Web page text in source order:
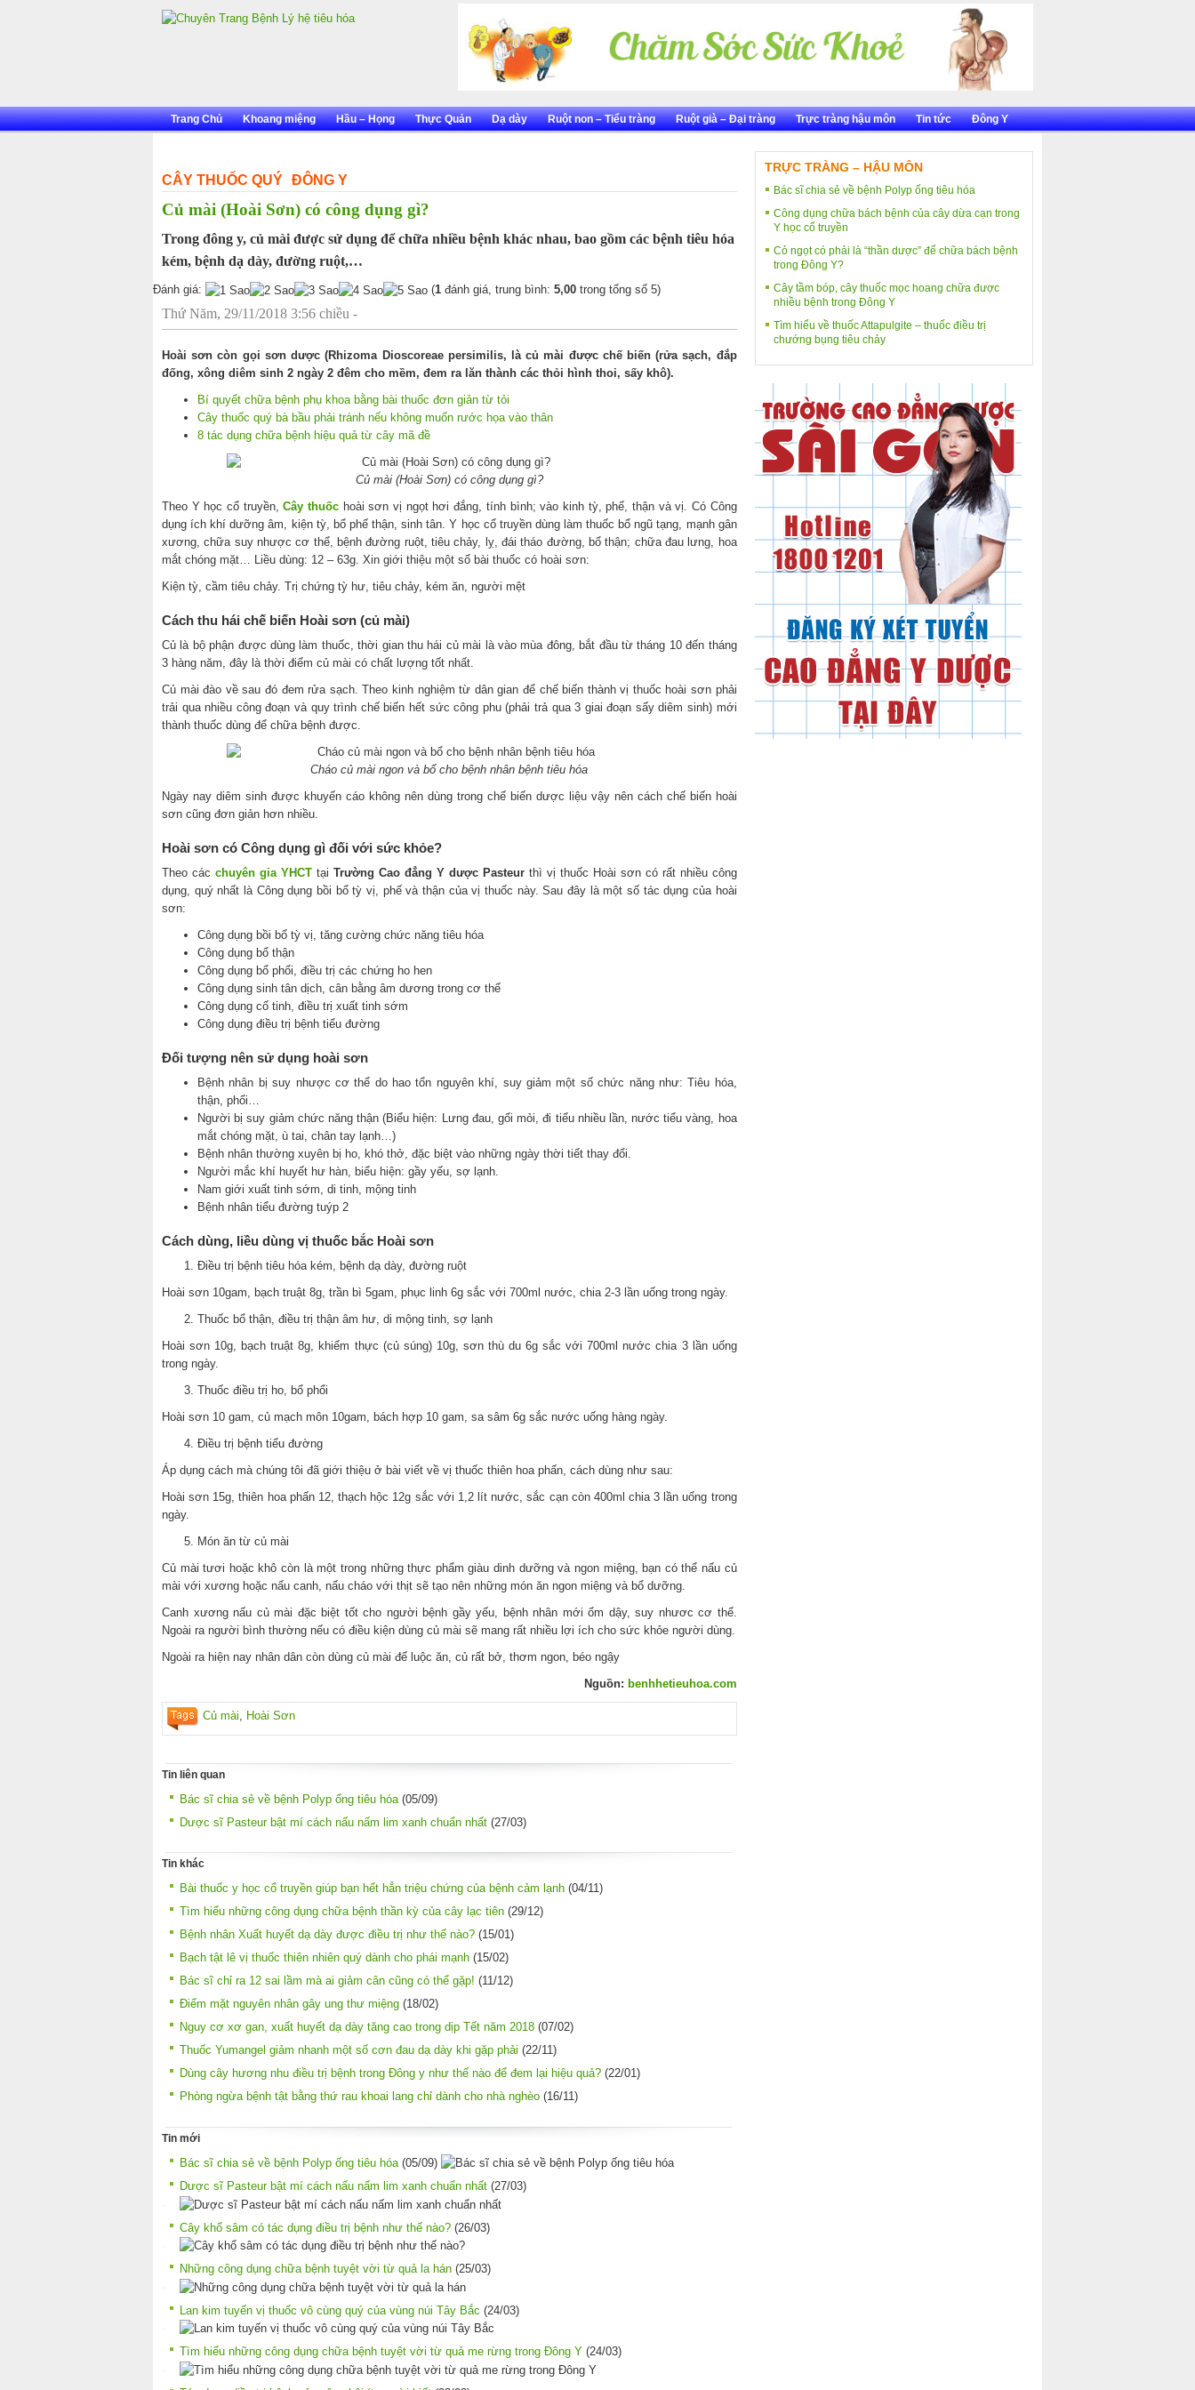
Trang Chủ Khoang miệng Hầu – Họng Thực Quản Dạ dày Ruột non – Tiểu tràng Ruột già – Đại tràng Trực tràng hậu môn Tin tức Đông Y
CÂY THUỐC QUÝ ĐÔNG Y
Củ mài (Hoài Sơn) có công dụng gì?
Trong đông y, củ mài được sử dụng để chữa nhiều bệnh khác nhau, bao gồm các bệnh tiêu hóa
kém, bệnh dạ dày, đường ruột,…
Đánh giá: (1 đánh giá, trung bình: 5,00 trong tổng số 5)
Thứ Năm, 29/11/2018 3:56 chiều -
Hoài sơn còn gọi sơn dược (Rhizoma Dioscoreae persimilis, là củ mài được chế biến (rửa sạch, đắp
đống, xông diêm sinh 2 ngày 2 đêm cho mềm, đem ra lăn thành các thỏi hình thoi, sấy khô).
Bí quyết chữa bệnh phụ khoa bằng bài thuốc đơn giản từ tỏi
Cây thuốc quý bà bầu phải tránh nếu không muốn rước họa vào thân
8 tác dụng chữa bệnh hiệu quả từ cây mã đề
Củ mài (Hoài Sơn) có công dụng gì?
Theo Y học cổ truyền,Cây thuốc hoài sơn vị ngọt hơi đắng, tính bình; vào kinh tỳ, phế, thận và vị. Có Công
dụng ích khí dưỡng âm, kiện tỳ, bổ phế thận, sinh tân. Y học cổ truyền dùng làm thuốc bổ ngũ tạng, mạnh gân
xương, chữa suy nhược cơ thể, bệnh đường ruột, tiêu chảy, lỵ, đái tháo đường, bổ thận; chữa đau lưng, hoa
mắt chóng mặt… Liều dùng: 12 – 63g. Xin giới thiệu một số bài thuốc có hoài sơn:
Kiện tỳ, cầm tiêu chảy. Trị chứng tỳ hư, tiêu chảy, kém ăn, người mệt
Cách thu hái chế biến Hoài sơn (củ mài)
Củ là bộ phận được dùng làm thuốc, thời gian thu hái củ mài là vào mùa đông, bắt đầu từ tháng 10 đến tháng
3 hàng năm, đây là thời điểm củ mài có chất lượng tốt nhất.
Củ mài đào về sau đó đem rửa sạch. Theo kinh nghiệm từ dân gian để chế biến thành vị thuốc hoài sơn phải
trải qua nhiều công đoạn và quy trình chế biến hết sức công phu (phải trả qua 3 giai đoạn sấy diêm sinh) mới
thành thuốc dùng để chữa bệnh được.
Cháo củ mài ngon và bổ cho bệnh nhân bệnh tiêu hóa
Ngày nay diêm sinh được khuyến cáo không nên dùng trong chế biến dược liệu vậy nên cách chế biến hoài
sơn cũng đơn giản hơn nhiều.
Hoài sơn có Công dụng gì đối với sức khỏe?
Theo các chuyên gia YHCTtại Trường Cao đẳng Y dược Pasteurthì vị thuốc Hoài sơn có rất nhiều công
dụng, quý nhất là Công dụng bồi bổ tỳ vị, phế và thận của vị thuốc này. Sau đây là một số tác dụng của hoài
sơn:
Công dụng bồi bổ tỳ vị, tăng cường chức năng tiêu hóa
Công dụng bổ thận
Công dụng bổ phổi, điều trị các chứng ho hen
Công dụng sinh tân dịch, cân bằng âm dương trong cơ thể
Công dụng cố tinh, điều trị xuất tinh sớm
Công dụng điều trị bệnh tiểu đường
Đối tượng nên sử dụng hoài sơn
Bệnh nhân bị suy nhược cơ thể do hao tổn nguyên khí, suy giảm một số chức năng như: Tiêu hóa,
thận, phổi…
Người bị suy giảm chức năng thận (Biểu hiện: Lưng đau, gối mỏi, đi tiểu nhiều lần, nước tiểu vàng, hoa
mắt chóng mặt, ù tai, chân tay lạnh…)
Bệnh nhân thường xuyên bị ho, khó thở, đặc biệt vào những ngày thời tiết thay đổi.
Người mắc khí huyết hư hàn, biểu hiện: gầy yếu, sợ lạnh.
Nam giới xuất tinh sớm, di tinh, mộng tinh
Bệnh nhân tiểu đường tuýp 2
Cách dùng, liều dùng vị thuốc bắc Hoài sơn
Điều trị bệnh tiêu hóa kém, bệnh dạ dày, đường ruột
Hoài sơn 10gam, bạch truật 8g, trần bì 5gam, phục linh 6g sắc với 700ml nước, chia 2-3 lần uống trong ngày.
Thuốc bổ thận, điều trị thận âm hư, di mộng tinh, sợ lạnh
Hoài sơn 10g, bạch truật 8g, khiếm thực (củ súng) 10g, sơn thù du 6g sắc với 700ml nước chia 3 lần uống
trong ngày.
Thuốc điều trị ho, bổ phổi
Hoài sơn 10 gam, củ mạch môn 10gam, bách hợp 10 gam, sa sâm 6g sắc nước uống hàng ngày.
Điều trị bệnh tiểu đường
Áp dụng cách mà chúng tôi đã giới thiệu ở bài viết về vị thuốc thiên hoa phấn, cách dùng như sau:
Hoài sơn 15g, thiên hoa phấn 12, thạch hộc 12g sắc với 1,2 lít nước, sắc cạn còn 400ml chia 3 lần uống trong
ngày.
Món ăn từ củ mài
Củ mài tươi hoặc khô còn là một trong những thực phẩm giàu dinh dưỡng và ngon miệng, bạn có thể nấu củ
mài với xương hoặc nấu canh, nấu cháo với thịt sẽ tạo nên những món ăn ngon miệng và bổ dưỡng.
Canh xương nấu củ mài đặc biệt tốt cho người bệnh gầy yếu, bệnh nhân mới ốm dậy, suy nhươc cơ thể.
Ngoài ra người bình thường nếu có điều kiện dùng củ mài sẽ mang rất nhiều lợi ích cho sức khỏe người dùng.
Ngoài ra hiện nay nhân dân còn dùng củ mài để luộc ăn, củ rất bở, thơm ngon, béo ngậy
Nguồn: benhhetieuhoa.com
Củ mài, Hoài Sơn
Tin liên quan
Bác sĩ chia sẻ về bệnh Polyp ống tiêu hóa (05/09)
Dược sĩ Pasteur bật mí cách nấu nấm lim xanh chuẩn nhất (27/03)
Tin khác
Bài thuốc y học cổ truyền giúp bạn hết hẳn triệu chứng của bệnh cảm lạnh (04/11)
Tìm hiểu những công dụng chữa bệnh thần kỳ của cây lạc tiên (29/12)
Bệnh nhân Xuất huyết dạ dày được điều trị như thế nào? (15/01)
Bạch tật lê vị thuốc thiên nhiên quý dành cho phái mạnh (15/02)
Bác sĩ chỉ ra 12 sai lầm mà ai giảm cân cũng có thể gặp! (11/12)
Điểm mặt nguyên nhân gây ung thư miệng (18/02)
Nguy cơ xơ gan, xuất huyết dạ dày tăng cao trong dịp Tết năm 2018 (07/02)
Thuốc Yumangel giảm nhanh một số cơn đau dạ dày khi gặp phải (22/11)
Dùng cây hương nhu điều trị bệnh trong Đông y như thế nào để đem lại hiệu quả? (22/01)
Phòng ngừa bệnh tật bằng thứ rau khoai lang chỉ dành cho nhà nghèo (16/11)
Tin mới
Bác sĩ chia sẻ về bệnh Polyp ống tiêu hóa (05/09)
Dược sĩ Pasteur bật mí cách nấu nấm lim xanh chuẩn nhất (27/03)
Cây khổ sâm có tác dụng điều trị bệnh như thế nào? (26/03)
Những công dụng chữa bệnh tuyệt vời từ quả la hán (25/03)
Lan kim tuyến vị thuốc vô cùng quý của vùng núi Tây Bắc (24/03)
Tìm hiểu những công dụng chữa bệnh tuyệt vời từ quả me rừng trong Đông Y (24/03)
TRỰC TRÀNG – HẬU MÔN
Bác sĩ chia sẻ về bệnh Polyp ống tiêu hóa
Công dụng chữa bách bệnh của cây dừa cạn trong
Y học cổ truyền
Cỏ ngọt có phải là “thần dược” để chữa bách bệnh
trong Đông Y?
Cây tầm bóp, cây thuốc mọc hoang chữa được
nhiều bệnh trong Đông Y
Tìm hiểu về thuốc Attapulgite – thuốc điều trị
chướng bụng tiêu chảy